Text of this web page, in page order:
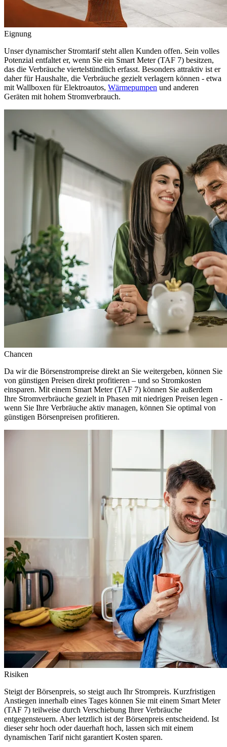
Eignung
Unser dynamischer Stromtarif steht allen Kunden offen. Sein volles
Potenzial entfaltet er, wenn Sie ein Smart Meter (TAF 7) besitzen,
das die Verbräuche viertelstündlich erfasst. Besonders attraktiv ist er
daher für Haushalte, die Verbräuche gezielt verlagern können - etwa
mit Wallboxen für Elektroautos, Wärmepumpen und anderen
Geräten mit hohem Stromverbrauch.
Chancen
Da wir die Börsenstrompreise direkt an Sie weitergeben, können Sie
von günstigen Preisen direkt profitieren – und so Stromkosten
einsparen. Mit einem Smart Meter (TAF 7) können Sie außerdem
Ihre Stromverbräuche gezielt in Phasen mit niedrigen Preisen legen -
wenn Sie Ihre Verbräuche aktiv managen, können Sie optimal von
günstigen Börsenpreisen profitieren.
Risiken
Steigt der Börsenpreis, so steigt auch Ihr Strompreis. Kurzfristigen
Anstiegen innerhalb eines Tages können Sie mit einem Smart Meter
(TAF 7) teilweise durch Verschiebung Ihrer Verbräuche
entgegensteuern. Aber letztlich ist der Börsenpreis entscheidend. Ist
dieser sehr hoch oder dauerhaft hoch, lassen sich mit einem
dynamischen Tarif nicht garantiert Kosten sparen.